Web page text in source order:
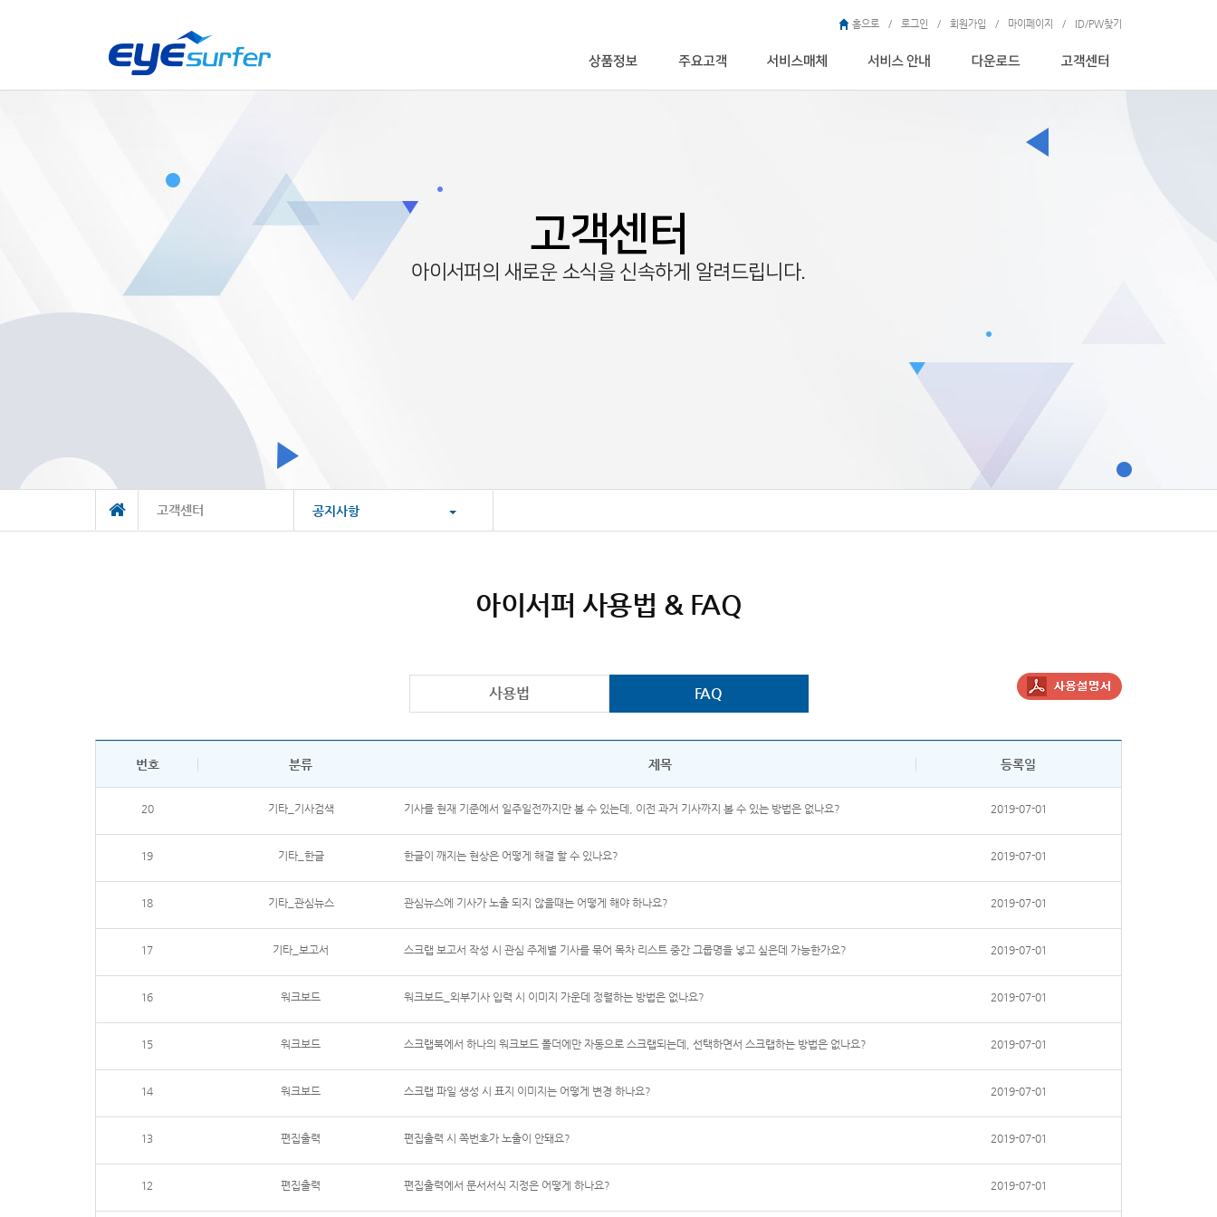
홈으로 / 로그인 / 회원가입 / 마이페이지 / ID/PW찾기
고객센터
아이서퍼의 새로운 소식을 신속하게 알려드립니다.
고객센터 공지사항
아이서퍼 사용법 & FAQ
사용법 FAQ
번호 분류 제목 등록일
20 기타_기사검색 기사를 현재 기준에서 일주일전까지만 볼 수 있는데, 이전 과거 기사까지 볼 수 있는 방법은 없나요? 2019-07-01
19 기타_한글 한글이 깨지는 현상은 어떻게 해결 할 수 있나요? 2019-07-01
18 기타_관심뉴스 관심뉴스에 기사가 노출 되지 않을때는 어떻게 해야 하나요? 2019-07-01
17 기타_보고서 스크랩 보고서 작성 시 관심 주제별 기사를 묶어 목차 리스트 중간 그룹명을 넣고 싶은데 가능한가요? 2019-07-01
16 워크보드 워크보드_외부기사 입력 시 이미지 가운데 정렬하는 방법은 없나요? 2019-07-01
15 워크보드 스크랩북에서 하나의 워크보드 폴더에만 자동으로 스크랩되는데, 선택하면서 스크랩하는 방법은 없나요? 2019-07-01
14 워크보드 스크랩 파일 생성 시 표지 이미지는 어떻게 변경 하나요? 2019-07-01
13 편집출력 편집출력 시 쪽번호가 노출이 안돼요? 2019-07-01
12 편집출력 편집출력에서 문서서식 지정은 어떻게 하나요? 2019-07-01